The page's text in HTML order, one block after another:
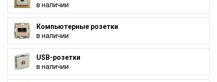
в наличии
Компьютерные розетки
в наличии
USB-розетки
в наличии